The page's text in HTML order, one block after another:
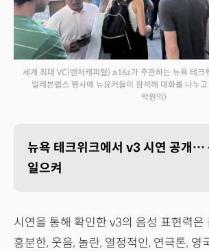
세계 최대 VC(벤처캐피털) a16z가 주관하는 뉴욕 테크
일레븐랩스 행사에 뉴요커들이 참석해 대화를 나누고
박원익)
뉴욕 테크위크에서 v3 시연 공개…
일으켜
시연을 통해 확인한 v3의 음성 표현력은
흥분한, 웃음, 놀란, 열정적인, 연극톤, 영